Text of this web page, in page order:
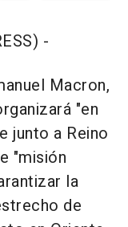
-
Macron,
"en
junto a Reino
"misión
la
de